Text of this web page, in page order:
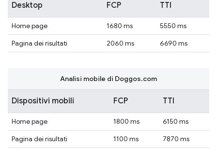
Desktop FCP TTI
Home page 1680 ms
5550 ms
Pagina dei risultati
2060 ms 6690 ms
Dispositivi mobili FCP TTI
Home page 1800 ms
6150 ms
Pagina dei risultati
1100 ms 7870 ms
Analisi mobile di Doggos.com